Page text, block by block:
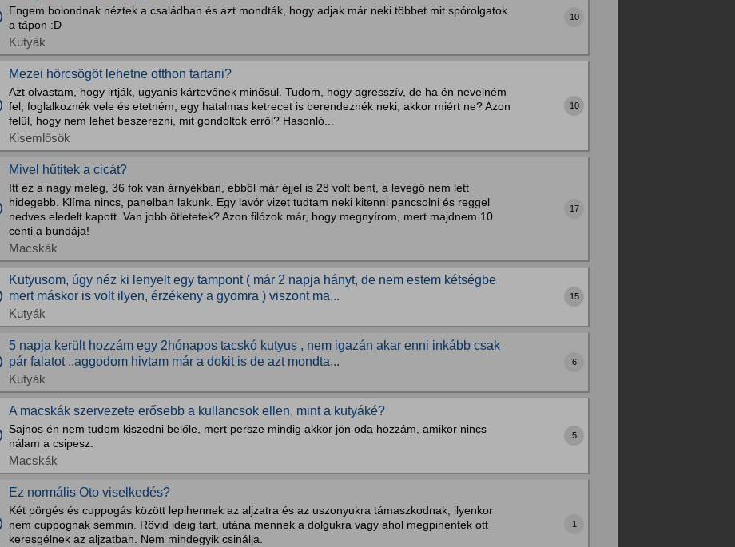
Engem bolondnak néztek a családban és azt mondták, hogy adjak már neki többet mit spórolgatok
a tápon :D
Kutyák
10
Mezei hörcsögöt lehetne otthon tartani?
Azt olvastam, hogy irtják, ugyanis kártevőnek minősül. Tudom, hogy agresszív, de ha én nevelném
fel, foglalkoznék vele és etetném, egy hatalmas ketrecet is berendeznék neki, akkor miért ne? Azon
felül, hogy nem lehet beszerezni, mit gondoltok erről? Hasonló...
Kisemlősök
10
Mivel hűtitek a cicát?
Itt ez a nagy meleg, 36 fok van árnyékban, ebből már éjjel is 28 volt bent, a levegő nem lett
hidegebb. Klíma nincs, panelban lakunk. Egy lavór vizet tudtam neki kitenni pancsolni és reggel
nedves eledelt kapott. Van jobb ötletetek? Azon filózok már, hogy megnyírom, mert majdnem 10
centi a bundája!
Macskák
17
Kutyusom, úgy néz ki lenyelt egy tampont ( már 2 napja hányt, de nem estem kétségbe
mert máskor is volt ilyen, érzékeny a gyomra ) viszont ma...
Kutyák
15
5 napja került hozzám egy 2hónapos tacskó kutyus , nem igazán akar enni inkább csak
pár falatot ..aggodom hivtam már a dokit is de azt mondta...
Kutyák
6
A macskák szervezete erősebb a kullancsok ellen, mint a kutyáké?
Sajnos én nem tudom kiszedni belőle, mert persze mindig akkor jön oda hozzám, amikor nincs
nálam a csipesz.
Macskák
5
Ez normális Oto viselkedés?
Két pörgés és cuppogás között lepihennek az aljzatra és az uszonyukra támaszkodnak, ilyenkor
nem cuppognak semmin. Rövid ideig tart, utána mennek a dolgukra vagy ahol megpihentek ott
keresgélnek az aljzatban. Nem mindegyik csinálja.
1